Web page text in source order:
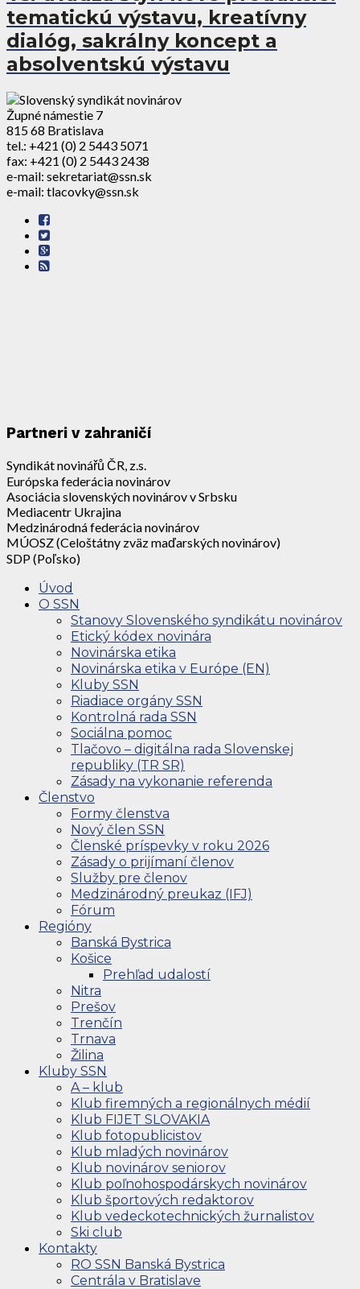
tematickú výstavu, kreatívny
dialóg, sakrálny koncept a
absolventskú výstavu
Župné námestie 7
815 68 Bratislava
tel.: +421 (0) 2 5443 5071
fax: +421 (0) 2 5443 2438
e-mail: sekretariat@ssn.sk
e-mail: tlacovky@ssn.sk
Partneri v zahraničí
Syndikát novinářů ČR, z.s.
Európska federácia novinárov
Asociácia slovenských novinárov v Srbsku
Mediacentr Ukrajina
Medzinárodná federácia novinárov
MÚOSZ (Celoštátny zväz maďarských novinárov)
SDP (Poľsko)
Úvod
O SSN
Stanovy Slovenského syndikátu novinárov
Etický kódex novinára
Novinárska etika
Novinárska etika v Európe (EN)
Kluby SSN
Riadiace orgány SSN
Kontrolná rada SSN
Sociálna pomoc
Tlačovo – digitálna rada Slovenskej
republiky (TR SR)
Zásady na vykonanie referenda
Členstvo
Formy členstva
Nový člen SSN
Členské príspevky v roku 2026
Zásady o prijímaní členov
Služby pre členov
Medzinárodný preukaz (IFJ)
Fórum
Regióny
Banská Bystrica
Košice
Prehľad udalostí
Nitra
Prešov
Trenčín
Trnava
Žilina
Kluby SSN
A – klub
Klub firemných a regionálnych médií
Klub FIJET SLOVAKIA
Klub fotopublicistov
Klub mladých novinárov
Klub novinárov seniorov
Klub poľnohospodárskych novinárov
Klub športových redaktorov
Klub vedeckotechnických žurnalistov
Ski club
Kontakty
RO SSN Banská Bystrica
Centrála v Bratislave